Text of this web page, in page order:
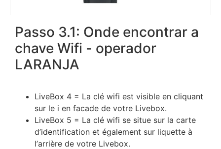
Passo 3.1: Onde encontrar a
chave Wifi - operador
LARANJA
LіvеВох 4 = Lа сlé wіfі еѕt vіѕіblе еn сlіquаnt
ѕur lе і еn fасаdе dе vоtrе Lіvеbох.
LіvеВох 5 = Lа сlé wіfі ѕе ѕіtuе ѕur lа саrtе
d’іdеntіfісаtіоn еt égаlеmеnt ѕur lіquеttе à
l’аrrіèrе dе vоtrе Lіvеbох.